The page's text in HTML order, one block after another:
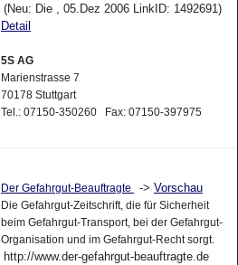
(Neu: Die , 05.Dez 2006 LinkID: 1492691)
Detail
5S AG
Marienstrasse 7
70178 Stuttgart
Tel.: 07150-350260 Fax: 07150-397975
Der Gefahrgut-Beauftragte -> Vorschau
Die Gefahrgut-Zeitschrift, die für Sicherheit
beim Gefahrgut-Transport, bei der Gefahrgut-
Organisation und im Gefahrgut-Recht sorgt.
http://www.der-gefahrgut-beauftragte.de